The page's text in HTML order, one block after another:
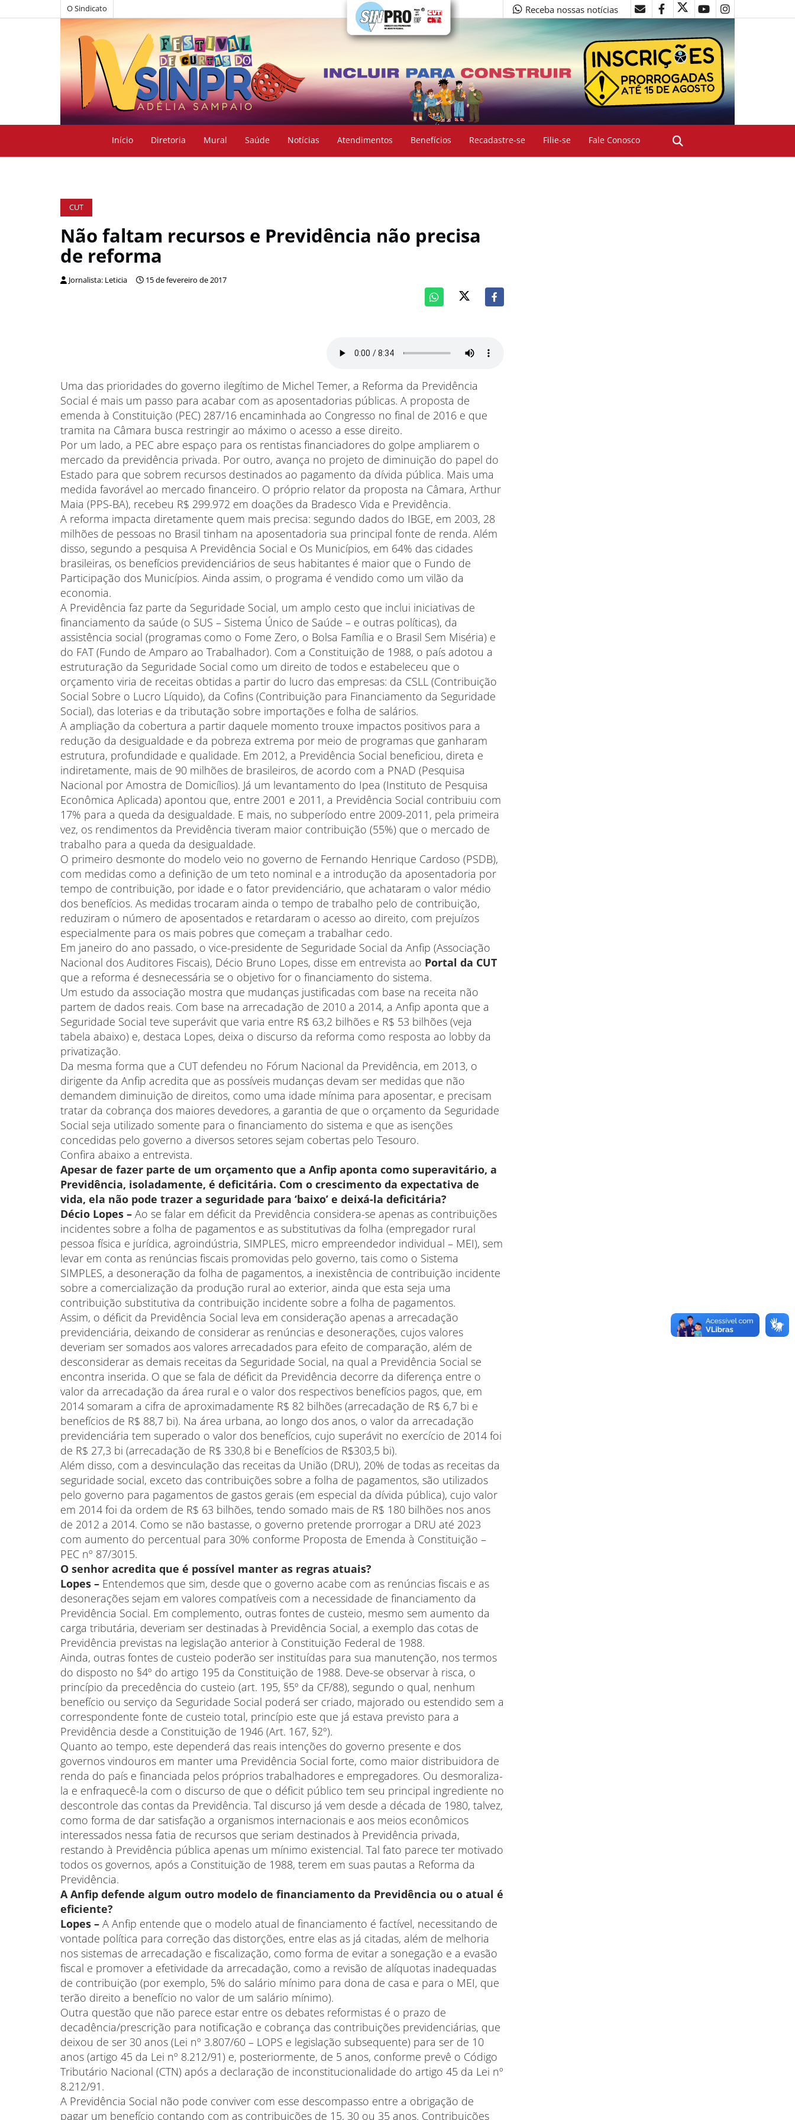
O Sindicato Receba nossas notícias
Início Diretoria Mural Saúde Notícias Atendimentos Benefícios Recadastre-se Filie-se Fale Conosco
CUT
Não faltam recursos e Previdência não precisa
de reforma
Jornalista: Leticia 15 de fevereiro de 2017
Uma das prioridades do governo ilegítimo de Michel Temer, a Reforma da Previdência
Social é mais um passo para acabar com as aposentadorias públicas. A proposta de
emenda à Constituição (PEC) 287/16 encaminhada ao Congresso no final de 2016 e que
tramita na Câmara busca restringir ao máximo o acesso a esse direito.
Por um lado, a PEC abre espaço para os rentistas financiadores do golpe ampliarem o
mercado da previdência privada. Por outro, avança no projeto de diminuição do papel do
Estado para que sobrem recursos destinados ao pagamento da dívida pública. Mais uma
medida favorável ao mercado financeiro. O próprio relator da proposta na Câmara, Arthur
Maia (PPS-BA), recebeu R$ 299.972 em doações da Bradesco Vida e Previdência.
A reforma impacta diretamente quem mais precisa: segundo dados do IBGE, em 2003, 28
milhões de pessoas no Brasil tinham na aposentadoria sua principal fonte de renda. Além
disso, segundo a pesquisa A Previdência Social e Os Municípios, em 64% das cidades
brasileiras, os benefícios previdenciários de seus habitantes é maior que o Fundo de
Participação dos Municípios. Ainda assim, o programa é vendido como um vilão da
economia.
A Previdência faz parte da Seguridade Social, um amplo cesto que inclui iniciativas de
financiamento da saúde (o SUS – Sistema Único de Saúde – e outras políticas), da
assistência social (programas como o Fome Zero, o Bolsa Família e o Brasil Sem Miséria) e
do FAT (Fundo de Amparo ao Trabalhador). Com a Constituição de 1988, o país adotou a
estruturação da Seguridade Social como um direito de todos e estabeleceu que o
orçamento viria de receitas obtidas a partir do lucro das empresas: da CSLL (Contribuição
Social Sobre o Lucro Líquido), da Cofins (Contribuição para Financiamento da Seguridade
Social), das loterias e da tributação sobre importações e folha de salários.
A ampliação da cobertura a partir daquele momento trouxe impactos positivos para a
redução da desigualdade e da pobreza extrema por meio de programas que ganharam
estrutura, profundidade e qualidade. Em 2012, a Previdência Social beneficiou, direta e
indiretamente, mais de 90 milhões de brasileiros, de acordo com a PNAD (Pesquisa
Nacional por Amostra de Domicílios). Já um levantamento do Ipea (Instituto de Pesquisa
Econômica Aplicada) apontou que, entre 2001 e 2011, a Previdência Social contribuiu com
17% para a queda da desigualdade. E mais, no subperíodo entre 2009-2011, pela primeira
vez, os rendimentos da Previdência tiveram maior contribuição (55%) que o mercado de
trabalho para a queda da desigualdade.
O primeiro desmonte do modelo veio no governo de Fernando Henrique Cardoso (PSDB),
com medidas como a definição de um teto nominal e a introdução da aposentadoria por
tempo de contribuição, por idade e o fator previdenciário, que achataram o valor médio
dos benefícios. As medidas trocaram ainda o tempo de trabalho pelo de contribuição,
reduziram o número de aposentados e retardaram o acesso ao direito, com prejuízos
especialmente para os mais pobres que começam a trabalhar cedo.
Em janeiro do ano passado, o vice-presidente de Seguridade Social da Anfip (Associação
Nacional dos Auditores Fiscais), Décio Bruno Lopes, disse em entrevista ao Portal da CUT
que a reforma é desnecessária se o objetivo for o financiamento do sistema.
Um estudo da associação mostra que mudanças justificadas com base na receita não
partem de dados reais. Com base na arrecadação de 2010 a 2014, a Anfip aponta que a
Seguridade Social teve superávit que varia entre R$ 63,2 bilhões e R$ 53 bilhões (veja
tabela abaixo) e, destaca Lopes, deixa o discurso da reforma como resposta ao lobby da
privatização.
Da mesma forma que a CUT defendeu no Fórum Nacional da Previdência, em 2013, o
dirigente da Anfip acredita que as possíveis mudanças devam ser medidas que não
demandem diminuição de direitos, como uma idade mínima para aposentar, e precisam
tratar da cobrança dos maiores devedores, a garantia de que o orçamento da Seguridade
Social seja utilizado somente para o financiamento do sistema e que as isenções
concedidas pelo governo a diversos setores sejam cobertas pelo Tesouro.
Confira abaixo a entrevista.
Apesar de fazer parte de um orçamento que a Anfip aponta como superavitário, a
Previdência, isoladamente, é deficitária. Com o crescimento da expectativa de
vida, ela não pode trazer a seguridade para ‘baixo’ e deixá-la deficitária?
Décio Lopes – Ao se falar em déficit da Previdência considera-se apenas as contribuições
incidentes sobre a folha de pagamentos e as substitutivas da folha (empregador rural
pessoa física e jurídica, agroindústria, SIMPLES, micro empreendedor individual – MEI), sem
levar em conta as renúncias fiscais promovidas pelo governo, tais como o Sistema
SIMPLES, a desoneração da folha de pagamentos, a inexistência de contribuição incidente
sobre a comercialização da produção rural ao exterior, ainda que esta seja uma
contribuição substitutiva da contribuição incidente sobre a folha de pagamentos.
Assim, o déficit da Previdência Social leva em consideração apenas a arrecadação
previdenciária, deixando de considerar as renúncias e desonerações, cujos valores
deveriam ser somados aos valores arrecadados para efeito de comparação, além de
desconsiderar as demais receitas da Seguridade Social, na qual a Previdência Social se
encontra inserida. O que se fala de déficit da Previdência decorre da diferença entre o
valor da arrecadação da área rural e o valor dos respectivos benefícios pagos, que, em
2014 somaram a cifra de aproximadamente R$ 82 bilhões (arrecadação de R$ 6,7 bi e
benefícios de R$ 88,7 bi). Na área urbana, ao longo dos anos, o valor da arrecadação
previdenciária tem superado o valor dos benefícios, cujo superávit no exercício de 2014 foi
de R$ 27,3 bi (arrecadação de R$ 330,8 bi e Benefícios de R$303,5 bi).
Além disso, com a desvinculação das receitas da União (DRU), 20% de todas as receitas da
seguridade social, exceto das contribuições sobre a folha de pagamentos, são utilizados
pelo governo para pagamentos de gastos gerais (em especial da dívida pública), cujo valor
em 2014 foi da ordem de R$ 63 bilhões, tendo somado mais de R$ 180 bilhões nos anos
de 2012 a 2014. Como se não bastasse, o governo pretende prorrogar a DRU até 2023
com aumento do percentual para 30% conforme Proposta de Emenda à Constituição –
PEC nº 87/3015.
O senhor acredita que é possível manter as regras atuais?
Lopes – Entendemos que sim, desde que o governo acabe com as renúncias fiscais e as
desonerações sejam em valores compatíveis com a necessidade de financiamento da
Previdência Social. Em complemento, outras fontes de custeio, mesmo sem aumento da
carga tributária, deveriam ser destinadas à Previdência Social, a exemplo das cotas de
Previdência previstas na legislação anterior à Constituição Federal de 1988.
Ainda, outras fontes de custeio poderão ser instituídas para sua manutenção, nos termos
do disposto no §4º do artigo 195 da Constituição de 1988. Deve-se observar à risca, o
princípio da precedência do custeio (art. 195, §5º da CF/88), segundo o qual, nenhum
benefício ou serviço da Seguridade Social poderá ser criado, majorado ou estendido sem a
correspondente fonte de custeio total, princípio este que já estava previsto para a
Previdência desde a Constituição de 1946 (Art. 167, §2º).
Quanto ao tempo, este dependerá das reais intenções do governo presente e dos
governos vindouros em manter uma Previdência Social forte, como maior distribuidora de
renda do país e financiada pelos próprios trabalhadores e empregadores. Ou desmoraliza-
la e enfraquecê-la com o discurso de que o déficit público tem seu principal ingrediente no
descontrole das contas da Previdência. Tal discurso já vem desde a década de 1980, talvez,
como forma de dar satisfação a organismos internacionais e aos meios econômicos
interessados nessa fatia de recursos que seriam destinados à Previdência privada,
restando à Previdência pública apenas um mínimo existencial. Tal fato parece ter motivado
todos os governos, após a Constituição de 1988, terem em suas pautas a Reforma da
Previdência.
A Anfip defende algum outro modelo de financiamento da Previdência ou o atual é
eficiente?
Lopes – A Anfip entende que o modelo atual de financiamento é factível, necessitando de
vontade política para correção das distorções, entre elas as já citadas, além de melhoria
nos sistemas de arrecadação e fiscalização, como forma de evitar a sonegação e a evasão
fiscal e promover a efetividade da arrecadação, como a revisão de alíquotas inadequadas
de contribuição (por exemplo, 5% do salário mínimo para dona de casa e para o MEI, que
terão direito a benefício no valor de um salário mínimo).
Outra questão que não parece estar entre os debates reformistas é o prazo de
decadência/prescrição para notificação e cobrança das contribuições previdenciárias, que
deixou de ser 30 anos (Lei nº 3.807/60 – LOPS e legislação subsequente) para ser de 10
anos (artigo 45 da Lei nº 8.212/91) e, posteriormente, de 5 anos, conforme prevê o Código
Tributário Nacional (CTN) após a declaração de inconstitucionalidade do artigo 45 da Lei nº
8.212/91.
A Previdência Social não pode conviver com esse descompasso entre a obrigação de
pagar um benefício contando com as contribuições de 15, 30 ou 35 anos. Contribuições